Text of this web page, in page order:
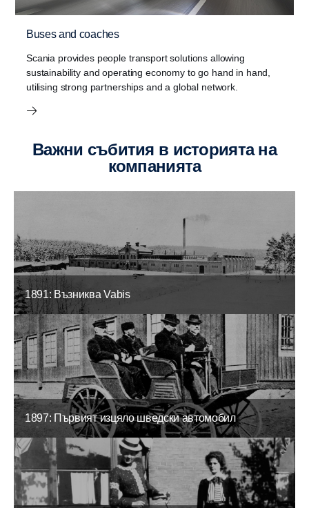
Buses and coaches
Scania provides people transport solutions allowing
sustainability and operating economy to go hand in hand,
utilising strong partnerships and a global network.
Важни събития в историята на
компанията
1891: Възниква Vabis
1897: Първият изцяло шведски автомобил